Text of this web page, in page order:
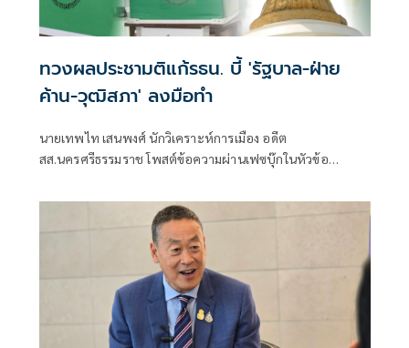
ทวงผลประชามติแก้รธน. บี้ 'รัฐบาล-ฝ่าย
ค้าน-วุฒิสภา' ลงมือทำ
นายเทพไท เสนพงศ์ นักวิเคราะห์การเมือง อดีต
สส.นครศรีธรรมราช โพสต์ข้อความผ่านเฟซบุ๊กในหัวข้อ